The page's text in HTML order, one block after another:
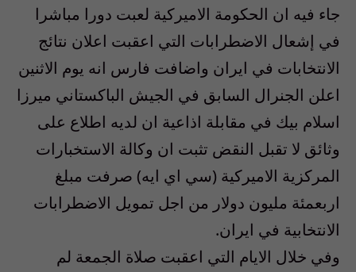
جاء فيه ان الحكومة الاميركية لعبت دورا مباشرا
في إشعال الاضطرابات التي اعقبت اعلان نتائج
الانتخابات في ايران واضافت فارس انه يوم الاثنين
اعلن الجنرال السابق في الجيش الباكستاني ميرزا
اسلام بيك في مقابلة اذاعية ان لديه اطلاع على
وثائق لا تقبل النقض تثبت ان وكالة الاستخبارات
المركزية الاميركية (سي اي ايه) صرفت مبلغ
اربعمئة مليون دولار من اجل تمويل الاضطرابات
الانتخابية في ايران.
وفي خلال الايام التي اعقبت صلاة الجمعة لم